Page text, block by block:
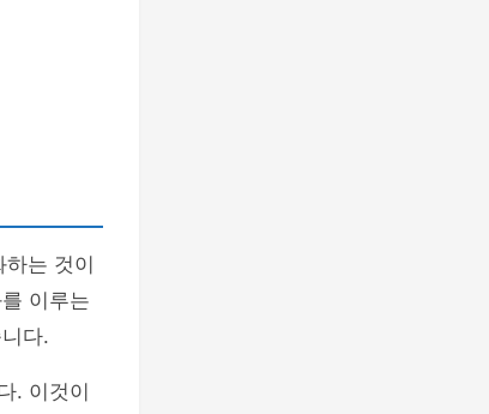
는 것이
이루는
다.
. 이것이